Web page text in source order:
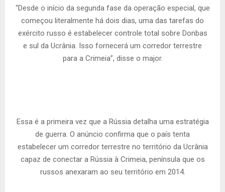
“Desde o início da segunda fase da operação especial, que
começou literalmente há dois dias, uma das tarefas do
exército russo é estabelecer controle total sobre Donbas
e sul da Ucrânia. Isso fornecerá um corredor terrestre
para a Crimeia”, disse o major.
Essa é a primeira vez que a Rússia detalha uma estratégia
de guerra. O anúncio confirma que o país tenta
estabelecer um corredor terrestre no território da Ucrânia
capaz de conectar a Rússia à Crimeia, península que os
russos anexaram ao seu território em 2014.